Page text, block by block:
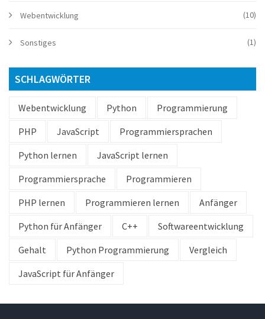
Webentwicklung (10)
Sonstiges (1)
SCHLAGWÖRTER
Webentwicklung Python
Programmierung
PHP
JavaScript
Programmiersprachen
Python lernen
JavaScript lernen
Programmiersprache
Programmieren
PHP lernen
Programmieren lernen
Anfänger
Python für Anfänger
C++
Softwareentwicklung
Gehalt
Python Programmierung
Vergleich
JavaScript für Anfänger